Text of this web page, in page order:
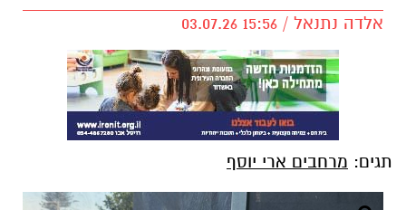
אלדה נתנאל / 15:56 03.07.26
תגים: מרחבים ארי יוסף